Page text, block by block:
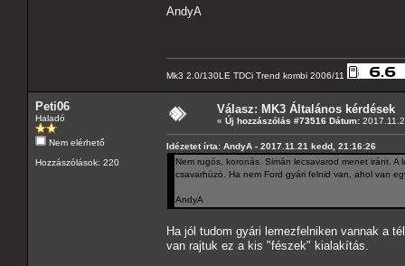
AndyA
Mk3 2.0/130LE TDCi Trend kombi 2006/11
Peti06
Haladó
Nem elérhető
Hozzászólások: 220
Válasz: MK3 Általános kérdések
« Új hozzászólás #73516 Dátum:
Idézetet írta: AndyA - 2017.11.21 kedd, 21:16:26
Nem rugós, koronás. Simán lecsavarod menet iránt.
csavarhúzó. Ha nem Ford gyári felnid van, ahol van
AndyA
Ha jól tudom gyári lemezfelniken vannak a
van rajtuk ez a kis "fészek" kialakítás.